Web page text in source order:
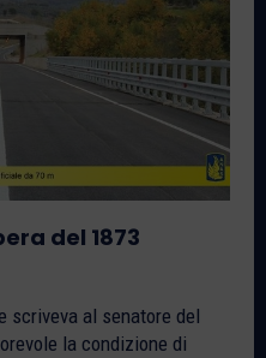
del 1873
scriveva al senatore del
la condizione di